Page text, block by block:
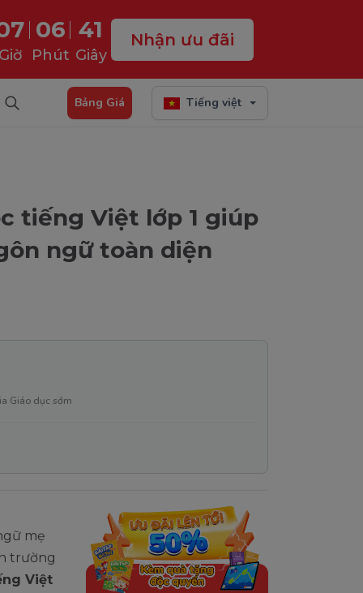
06
Phút
40
Giây
Nhận ưu đãi
Bảng Giá Tiếng việt
tiếng Việt lớp 1 giúp
ngữ toàn diện
Giáo dục sớm
mẹ
trường
Việt